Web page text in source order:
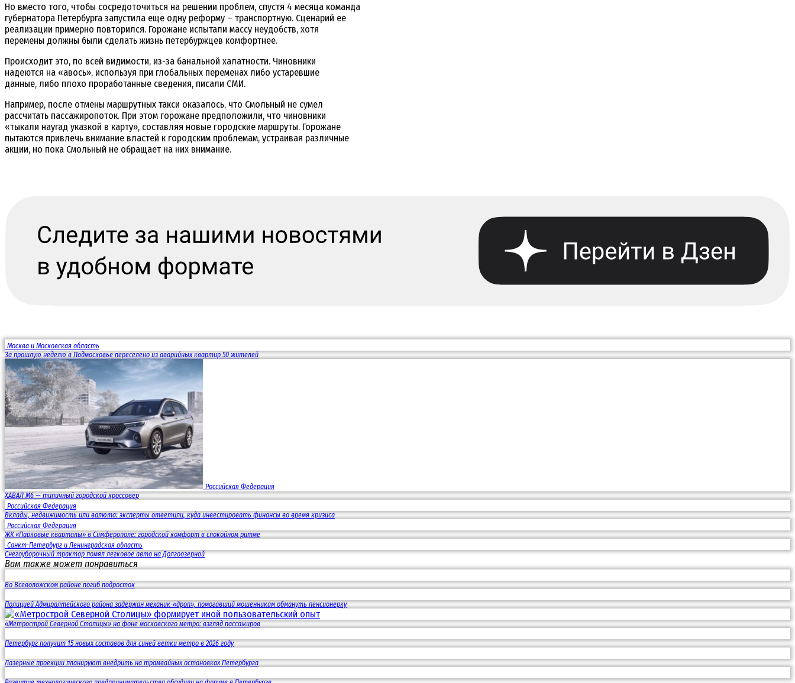
Но вместо того, чтобы сосредоточиться на решении проблем, спустя 4 месяца команда
губернатора Петербурга запустила еще одну реформу – транспортную. Сценарий ее
реализации примерно повторился. Горожане испытали массу неудобств, хотя
перемены должны были сделать жизнь петербуржцев комфортнее.
Происходит это, по всей видимости, из-за банальной халатности. Чиновники
надеются на «авось», используя при глобальных переменах либо устаревшие
данные, либо плохо проработанные сведения, писали СМИ.
Например, после отмены маршрутных такси оказалось, что Смольный не сумел
рассчитать пассажиропоток. При этом горожане предположили, что чиновники
«тыкали наугад указкой в карту», составляя новые городские маршруты. Горожане
пытаются привлечь внимание властей к городским проблемам, устраивая различные
акции, но пока Смольный не обращает на них внимание.
Москва и Московская область
За прошлую неделю в Подмосковье переселено из аварийных квартир 50 жителей
Российская Федерация
ХАВАЛ M6 — типичный городской кроссовер
Российская Федерация
Вклады, недвижимость или валюта: эксперты ответили, куда инвестировать финансы во время кризиса
Российская Федерация
ЖК «Парковые кварталы» в Симферополе: городской комфорт в спокойном ритме
Санкт-Петербург и Ленинградская область
Снегоуборочный трактор помял легковое авто на Долгоозерной
Вам также может понравиться
Во Всеволожском районе погиб подросток
Полицией Адмиралтейского района задержан механик-«дроп», помогавший мошенникам обмануть пенсионерку
«Метрострой Северной Столицы» на фоне московского метро: взгляд пассажиров
Петербург получит 15 новых составов для синей ветки метро в 2026 году
Лазерные проекции планируют внедрить на трамвайных остановках Петербурга